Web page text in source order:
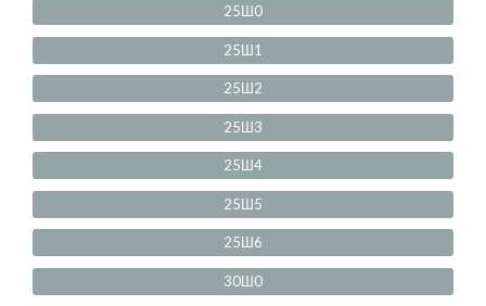
25Ш0
25Ш1
25Ш2
25Ш3
25Ш4
25Ш5
25Ш6
30Ш0